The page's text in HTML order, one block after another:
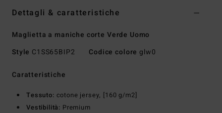
Dettagli & caratteristiche
Maglietta a maniche corte Verde Uomo
Style C1SS65BIP2 Codice colore glw0
Caratteristiche
Tessuto: cotone jersey, [160 g/m2]
Vestibilità: Premium